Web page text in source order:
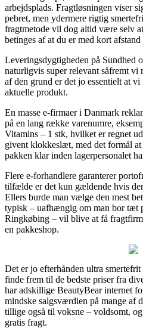
arbejdsplads. Fragtløsningen viser
pebret, men ydermere rigtig
fragtmetode vil dog altid være selv
betinges af at du er med kort
Leveringsdygtigheden på Sundhed
naturligvis super relevant såfremt vi
af den grund er det jo essentielt at
aktuelle produkt.
En masse e-firmaer i Danmark
på en lang række varenumre,
Vitamins – 1 stk, hvilket er regnet
givent klokkeslæt, med det formål
pakken klar inden lagerpersonalet
Flere e-forhandlere garanterer
tilfælde er det kun gældende hvis
Ellers burde man vælge den mest
typisk – uafhængig om man bor tæt
Ringkøbing – vil blive at få
en pakkeshop.
Det er jo efterhånden ultra
finde frem til de bedste priser fra
har adskillige BeautyBear internet
mindske salgsværdien på mange af
tillige også til voksne – voldsomt,
gratis fragt.